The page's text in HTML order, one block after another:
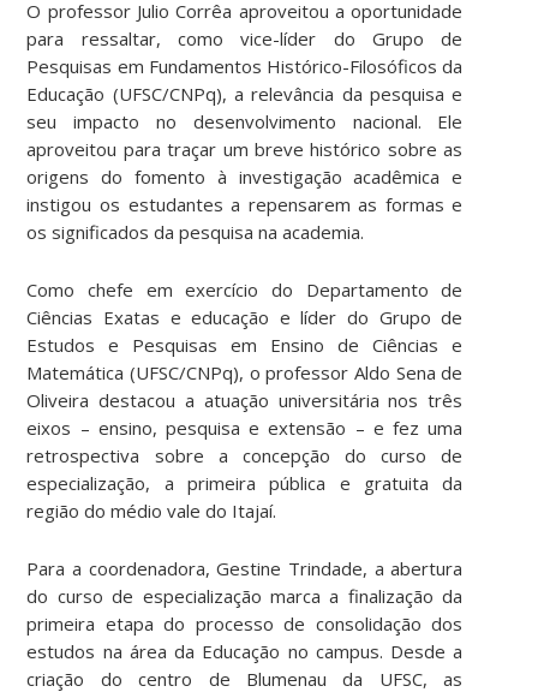
O professor Julio Corrêa aproveitou a oportunidade
para ressaltar, como vice-líder do Grupo de
Pesquisas em Fundamentos Histórico-Filosóficos da
Educação (UFSC/CNPq), a relevância da pesquisa e
seu impacto no desenvolvimento nacional. Ele
aproveitou para traçar um breve histórico sobre as
origens do fomento à investigação acadêmica e
instigou os estudantes a repensarem as formas e
os significados da pesquisa na academia.
Como chefe em exercício do Departamento de
Ciências Exatas e educação e líder do Grupo de
Estudos e Pesquisas em Ensino de Ciências e
Matemática (UFSC/CNPq), o professor Aldo Sena de
Oliveira destacou a atuação universitária nos três
eixos – ensino, pesquisa e extensão – e fez uma
retrospectiva sobre a concepção do curso de
especialização, a primeira pública e gratuita da
região do médio vale do Itajaí.
Para a coordenadora, Gestine Trindade, a abertura
do curso de especialização marca a finalização da
primeira etapa do processo de consolidação dos
estudos na área da Educação no campus. Desde a
criação do centro de Blumenau da UFSC, as